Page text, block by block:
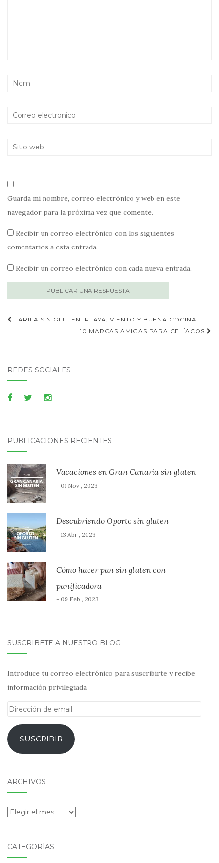
Guarda mi nombre, correo electrónico y web en este
navegador para la próxima vez que comente.
Recibir un correo electrónico con los siguientes
comentarios a esta entrada.
Recibir un correo electrónico con cada nueva entrada.
Publica
navegación
TARIFA SIN GLUTEN: PLAYA, VIENTO Y BUENA COCINA
10 MARCAS AMIGAS PARA CELÍACOS
REDES SOCIALES
PUBLICACIONES RECIENTES
Vacaciones en Gran Canaria sin gluten
- 01 Nov , 2023
Descubriendo Oporto sin gluten
- 13 Abr , 2023
Cómo hacer pan sin gluten con
panificadora
- 09 Feb , 2023
SUSCRÍBETE A NUESTRO BLOG
Introduce tu correo electrónico para suscribirte y recibe
información privilegiada
Dirección
emailSUSCRIBIR
ARCHIVOS
Archivos
CATEGORÍAS